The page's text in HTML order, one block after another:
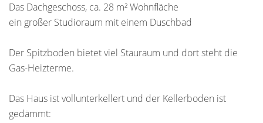
Das Dachgeschoss, ca. 28 m² Wohnfläche
ein großer Studioraum mit einem Duschbad
Der Spitzboden bietet viel Stauraum und dort steht die
Gas-Heizterme.
Das Haus ist vollunterkellert und der Kellerboden ist
gedämmt: